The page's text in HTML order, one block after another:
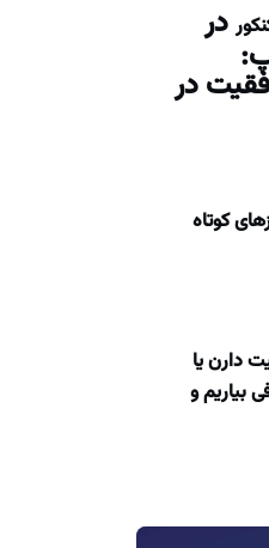
در
در
کوتاه
دارن یا
بیاریم و